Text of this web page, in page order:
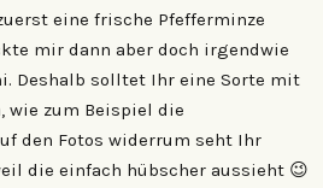
eine frische Pfefferminze
mir dann aber doch irgendwie
Deshalb solltet Ihr eine Sorte mit
wie zum Beispiel die
den Fotos widerrum seht Ihr
die einfach hübscher aussieht 😉